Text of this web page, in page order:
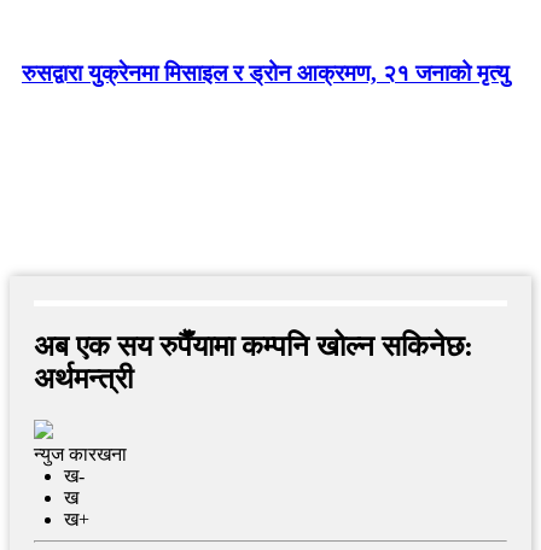
रुसद्वारा युक्रेनमा मिसाइल र ड्रोन आक्रमण, २१ जनाको मृत्यु
अब एक सय रुपैँयामा कम्पनि खोल्न सकिनेछ:
अर्थमन्त्री
न्युज कारखना
ख-
ख
ख+